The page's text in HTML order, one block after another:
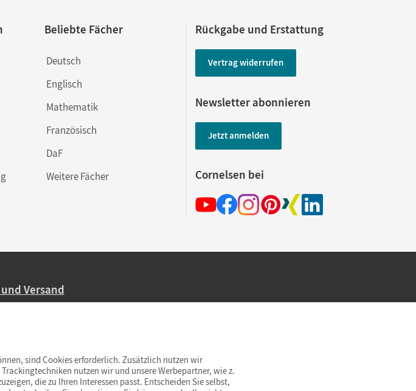
Beliebte Fächer
Deutsch
Englisch
Mathematik
Französisch
DaF
Weitere Fächer
Rückgabe und Erstattung
Vertrag widerrufen
Newsletter abonnieren
Jetzt anmelden
Cornelsen bei
Versand
Bestellwert liefern wir versandkostenfrei innerhalb Deutschlands
in 3–6 Tagen).
sind Cookies erforderlich. Zusätzlich nutzen wir
nutzen wir und unsere Werbepartner, wie z.
die zu Ihren Interessen passt. Entscheiden Sie selbst,